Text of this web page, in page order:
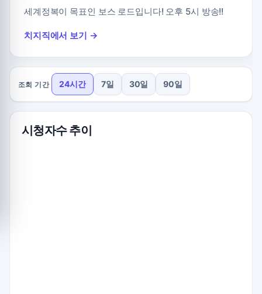
세계정복이 목표인 보스 로드입니다! 오후 5시 방송!!
치지직에서 보기 →
조회 기간 24시간 7일 30일 90일
시청자수 추이